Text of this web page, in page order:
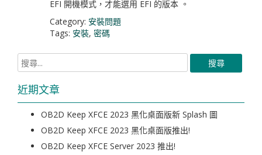
EFI 開機模式，才能選用 EFI 的版本 。
Category: 安裝問題
Tags: 安裝, 密碼
近期文章
OB2D Keep XFCE 2023 黑化桌面版新 Splash 圖
OB2D Keep XFCE 2023 黑化桌面版推出!
OB2D Keep XFCE Server 2023 推出!